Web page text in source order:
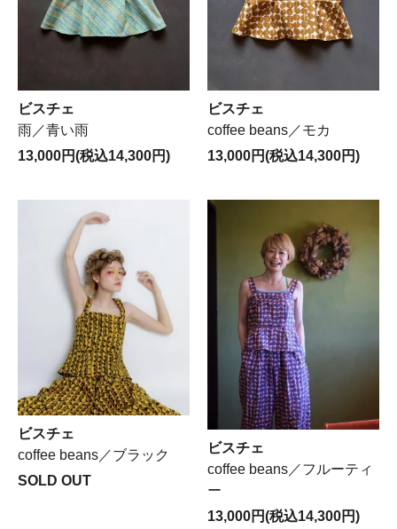
ビスチェ
雨／青い雨
13,000円(税込14,300円)
ビスチェ
coffee beans／モカ
13,000円(税込14,300円)
ビスチェ
coffee beans／ブラック
SOLD OUT
ビスチェ
coffee beans／フルーティ
ー
13,000円(税込14,300円)